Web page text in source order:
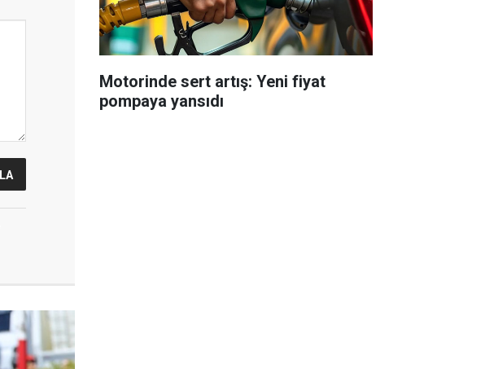
Motorinde sert artış: Yeni fiyat
pompaya yansıdı